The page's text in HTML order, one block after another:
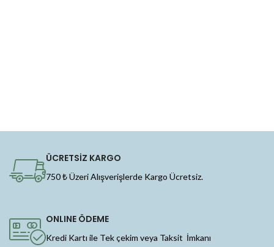
ÜCRETSİZ KARGO
750 ₺ Üzeri Alışverişlerde Kargo Ücretsiz.
ONLINE ÖDEME
Kredi Kartı ile Tek çekim veya Taksit İmkanı